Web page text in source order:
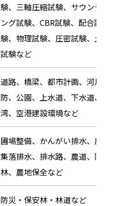
験、三軸圧縮試験、サウンディ
ング試験、CBR試験、配合試
験、物理試験、圧密試験、土壌
試験など
道路、橋梁、都市計画、河川砂
防、公園、上水道、下水道、港
湾、空港建設環境など
圃場整備、かんがい排水、農業
集落排水、排水路、農道、防風
林、農地保全など
防災・保安林・林道など